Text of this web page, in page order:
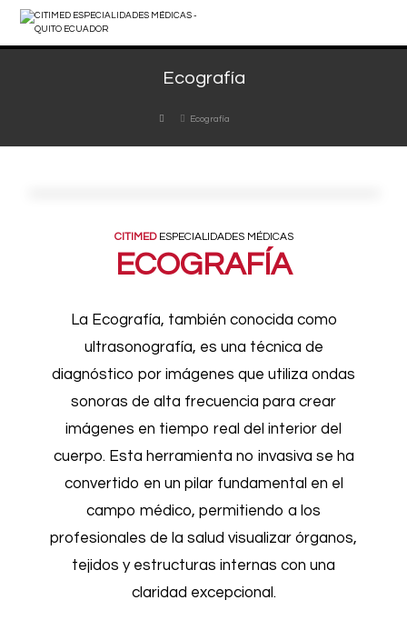
Ecografía
Ecografía
CITIMED ESPECIALIDADES MÉDICAS
ECOGRAFÍA
La Ecografía, también conocida como
ultrasonografía, es una técnica de
diagnóstico por imágenes que utiliza ondas
sonoras de alta frecuencia para crear
imágenes en tiempo real del interior del
cuerpo. Esta herramienta no invasiva se ha
convertido en un pilar fundamental en el
campo médico, permitiendo a los
profesionales de la salud visualizar órganos,
tejidos y estructuras internas con una
claridad excepcional.